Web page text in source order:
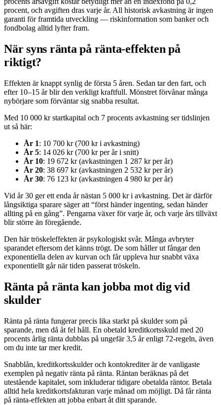
procent, och avgiften dras varje år. All historisk avkastning är ingen
garanti för framtida utveckling — riskinformation som banker och
fondbolag alltid lyfter fram.
När syns ränta på ränta-effekten på
riktigt?
Effekten är knappt synlig de första 5 åren. Sedan tar den fart, och
efter 10–15 år blir den verkligt kraftfull. Mönstret förvånar många
nybörjare som förväntar sig snabba resultat.
Med 10 000 kr startkapital och 7 procents avkastning ser tidslinjen
ut så här:
År 1: 10 700 kr (700 kr i avkastning)
År 5: 14 026 kr (700 kr per år i snitt)
År 10: 19 672 kr (avkastningen 1 287 kr per år)
År 20: 38 697 kr (avkastningen 2 532 kr per år)
År 30: 76 123 kr (avkastningen 4 980 kr per år)
Vid år 30 ger ett enda år nästan 5 000 kr i avkastning. Det är därför
långsiktiga sparare säger att “först händer ingenting, sedan händer
allting på en gång”. Pengarna växer för varje år, och varje års tillväxt
blir större än föregående.
Den här tröskeleffekten är psykologiskt svår. Många avbryter
sparandet eftersom det känns trögt. De som håller ut fångar den
exponentiella delen av kurvan och får uppleva hur snabbt växa
exponentiellt går när tiden passerat tröskeln.
Ränta på ränta kan jobba mot dig vid
skulder
Ränta på ränta fungerar precis lika starkt på skulder som på
sparande, men då åt fel håll. En obetald kreditkortsskuld med 20
procents årlig ränta dubblas på ungefär 3,5 år enligt 72-regeln, även
om du inte tar mer kredit.
Snabblån, kreditkortsskulder och kontokrediter är de vanligaste
exemplen på negativ ränta på ränta. Räntan beräknas på det
utestående kapitalet, som inkluderar tidigare obetalda räntor. Betala
alltid hela kreditkortsfakturan varje månad om möjligt. Då får ränta
på ränta-effekten att jobba enbart åt ditt sparande.